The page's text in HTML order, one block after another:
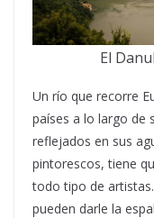
El
Un río que recorre
países a lo largo de
reflejados en sus
pintorescos, tiene
todo tipo de
pueden darle la